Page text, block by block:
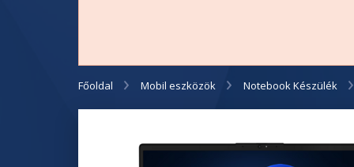
Főoldal Mobil eszközök Notebook Készülék